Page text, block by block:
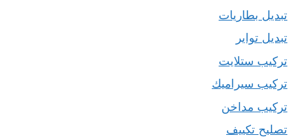
تبديل بطاريات
تبديل تواير
تركيب ستلايت
تركيب سيراميك
تركيب مداخن
تصليح تكييف